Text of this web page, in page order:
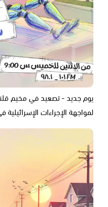
يوم جديد - تصعيد في مخيم
لمواجهة الإجراءات الإسرائيلية في